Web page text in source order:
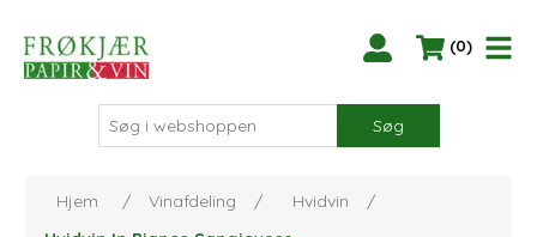
(0)
Søg
Hjem / Vinafdeling / Hvidvin
/